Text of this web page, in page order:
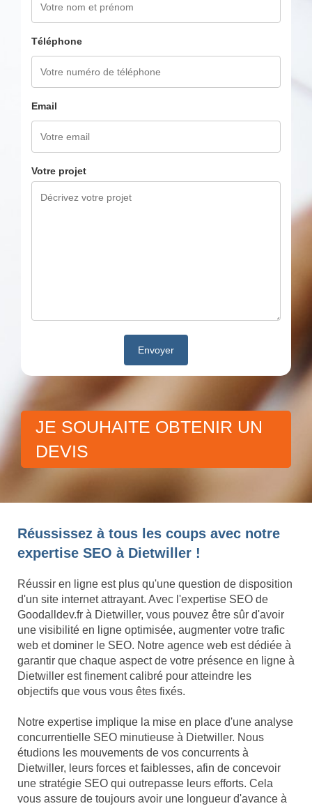
Téléphone
Email
Votre projet
JE SOUHAITE OBTENIR UN
DEVIS
Réussissez à tous les coups avec notre
expertise SEO à Dietwiller !
Réussir en ligne est plus qu'une question de disposition
d'un site internet attrayant. Avec l'expertise SEO de
Goodalldev.fr à Dietwiller, vous pouvez être sûr d'avoir
une visibilité en ligne optimisée, augmenter votre trafic
web et dominer le SEO. Notre agence web est dédiée à
garantir que chaque aspect de votre présence en ligne à
Dietwiller est finement calibré pour atteindre les
objectifs que vous vous êtes fixés.
Notre expertise implique la mise en place d'une analyse
concurrentielle SEO minutieuse à Dietwiller. Nous
étudions les mouvements de vos concurrents à
Dietwiller, leurs forces et faiblesses, afin de concevoir
une stratégie SEO qui outrepasse leurs efforts. Cela
vous assure de toujours avoir une longueur d'avance à